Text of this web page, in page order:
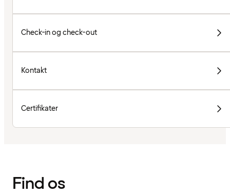
Check-in og check-out
Kontakt
Certifikater
Find os